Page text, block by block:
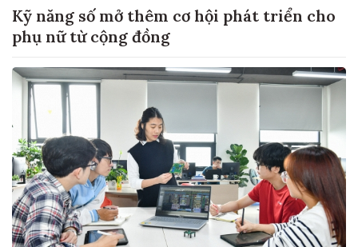
Kỹ năng số mở thêm cơ hội phát triển cho
phụ nữ từ cộng đồng